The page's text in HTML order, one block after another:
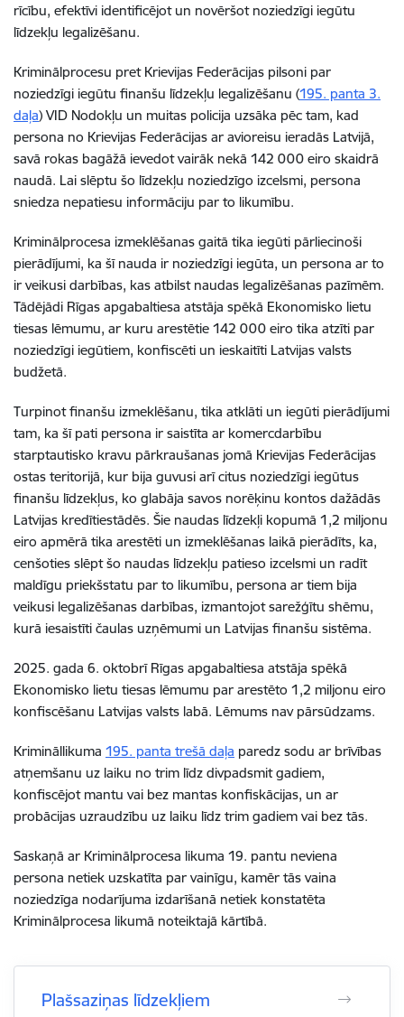
rīcību, efektīvi identificējot un novēršot noziedzīgi iegūtu
līdzekļu legalizēšanu.
Kriminālprocesu pret Krievijas Federācijas pilsoni par
noziedzīgi iegūtu finanšu līdzekļu legalizēšanu (195. panta 3.
daļa) VID Nodokļu un muitas policija uzsāka pēc tam, kad
persona no Krievijas Federācijas ar avioreisu ieradās Latvijā,
savā rokas bagāžā ievedot vairāk nekā 142 000 eiro skaidrā
naudā. Lai slēptu šo līdzekļu noziedzīgo izcelsmi, persona
sniedza nepatiesu informāciju par to likumību.
Kriminālprocesa izmeklēšanas gaitā tika iegūti pārliecinoši
pierādījumi, ka šī nauda ir noziedzīgi iegūta, un persona ar to
ir veikusi darbības, kas atbilst naudas legalizēšanas pazīmēm.
Tādējādi Rīgas apgabaltiesa atstāja spēkā Ekonomisko lietu
tiesas lēmumu, ar kuru arestētie 142 000 eiro tika atzīti par
noziedzīgi iegūtiem, konfiscēti un ieskaitīti Latvijas valsts
budžetā.
Turpinot finanšu izmeklēšanu, tika atklāti un iegūti pierādījumi
tam, ka šī pati persona ir saistīta ar komercdarbību
starptautisko kravu pārkraušanas jomā Krievijas Federācijas
ostas teritorijā, kur bija guvusi arī citus noziedzīgi iegūtus
finanšu līdzekļus, ko glabāja savos norēķinu kontos dažādās
Latvijas kredītiestādēs. Šie naudas līdzekļi kopumā 1,2 miljonu
eiro apmērā tika arestēti un izmeklēšanas laikā pierādīts, ka,
cenšoties slēpt šo naudas līdzekļu patieso izcelsmi un radīt
maldīgu priekšstatu par to likumību, persona ar tiem bija
veikusi legalizēšanas darbības, izmantojot sarežģītu shēmu,
kurā iesaistīti čaulas uzņēmumi un Latvijas finanšu sistēma.
2025. gada 6. oktobrī Rīgas apgabaltiesa atstāja spēkā
Ekonomisko lietu tiesas lēmumu par arestēto 1,2 miljonu eiro
konfiscēšanu Latvijas valsts labā. Lēmums nav pārsūdzams.
Krimināllikuma 195. panta trešā daļa paredz sodu ar brīvības
atņemšanu uz laiku no trim līdz divpadsmit gadiem,
konfiscējot mantu vai bez mantas konfiskācijas, un ar
probācijas uzraudzību uz laiku līdz trim gadiem vai bez tās.
Saskaņā ar Kriminālprocesa likuma 19. pantu neviena
persona netiek uzskatīta par vainīgu, kamēr tās vaina
noziedzīga nodarījuma izdarīšanā netiek konstatēta
Kriminālprocesa likumā noteiktajā kārtībā.
Plašsaziņas līdzekļiem